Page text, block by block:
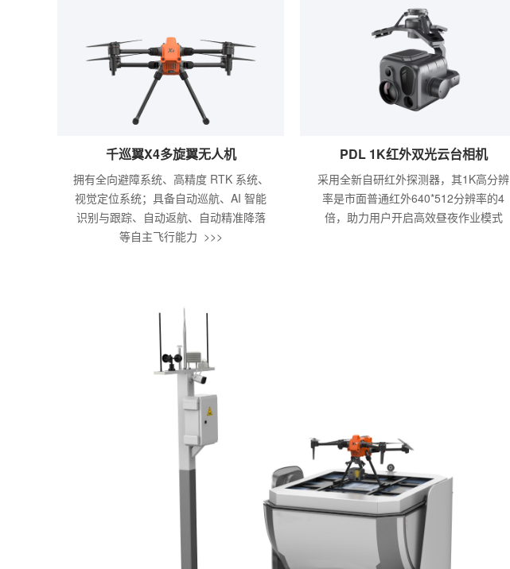
千巡翼X4多旋翼无人机
拥有全向避障系统、高精度 RTK 系统、
视觉定位系统；具备自动巡航、AI 智能
识别与跟踪、自动返航、自动精准降落
等自主飞行能力  >>>
PDL 1K红外双光云台相机
采用全新自研红外探测器，其1K高分辨
率是市面普通红外640*512分辨率的4
倍，助力用户开启高效昼夜作业模式